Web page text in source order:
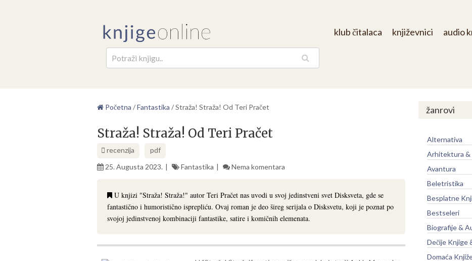
klub čitalaca književnici audio
Početna /Fantastika /Straža! Straža! Od Teri Pračet
Straža! Straža! Od Teri Pračet
recenzija
pdf
25. Augusta 2023.
Fantastika Nema komentara
U knjizi "Straža! Straža!" autor Teri Pračet nas uvodi u svoj jedinstveni svet Disksveta, gde se
fantastično i humoristično isprepliću. Ovaj roman je deo šireg serijala o Disksvetu, koji je poznat po
svojoj jedinstvenoj kombinaciji fantastike, satire i komičnih elemenata.
žanrovi
Alternativa
Arhitektura &
Avantura
Beletristika
Besplatne
Bestseleri
Biografije &
Dečije Knjige
Domaća